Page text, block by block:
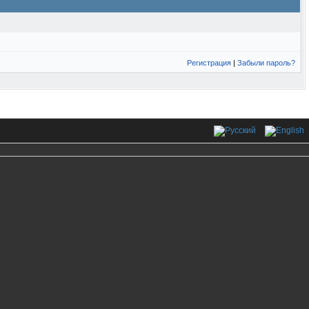
Регистрация | Забыли пароль?